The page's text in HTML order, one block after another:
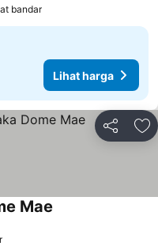
bandar
Lihat harga
Kongsi
Mae